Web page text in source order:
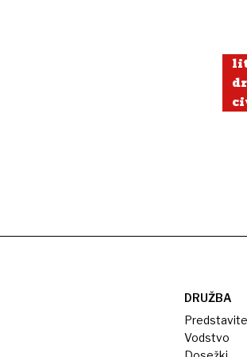
DRUŽBA
Vodstvo